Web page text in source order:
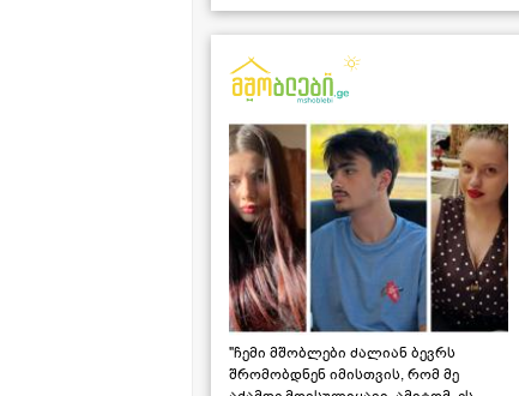
"ჩემი მშობლები ძალიან ბევრს
შრომობდნენ იმისთვის, რომ მე